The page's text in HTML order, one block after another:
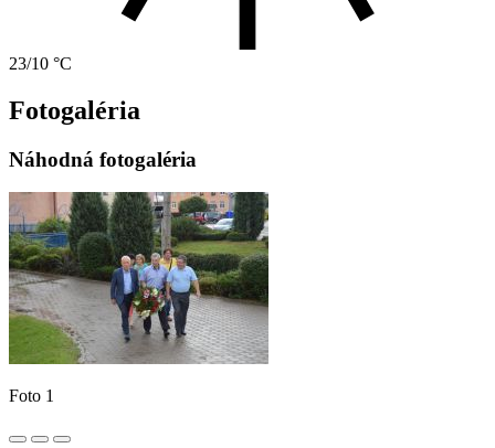
23/10 °C
Fotogaléria
Náhodná fotogaléria
Foto 1